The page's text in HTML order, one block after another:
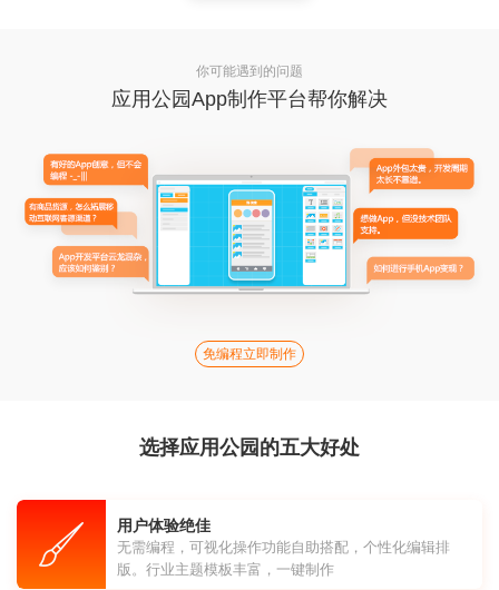
你可能遇到的问题
应用公园App制作平台帮你解决
免编程立即制作
选择应用公园的五大好处
用户体验绝佳
无需编程，可视化操作功能自助搭配，个性化编辑排
版。行业主题模板丰富，一键制作